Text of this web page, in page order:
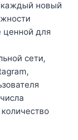
каждый новый
ценной для
сети,